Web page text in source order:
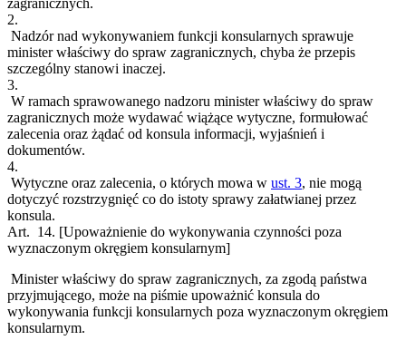
zagranicznych.
2.
Nadzór nad wykonywaniem funkcji konsularnych sprawuje
minister właściwy do spraw zagranicznych, chyba że przepis
szczególny stanowi inaczej.
3.
W ramach sprawowanego nadzoru minister właściwy do spraw
zagranicznych może wydawać wiążące wytyczne, formułować
zalecenia oraz żądać od konsula informacji, wyjaśnień i
dokumentów.
4.
Wytyczne oraz zalecenia, o których mowa w ust. 3, nie mogą
dotyczyć rozstrzygnięć co do istoty sprawy załatwianej przez
konsula.
Art. 14. [Upoważnienie do wykonywania czynności poza
wyznaczonym okręgiem konsularnym]
Minister właściwy do spraw zagranicznych, za zgodą państwa
przyjmującego, może na piśmie upoważnić konsula do
wykonywania funkcji konsularnych poza wyznaczonym okręgiem
konsularnym.